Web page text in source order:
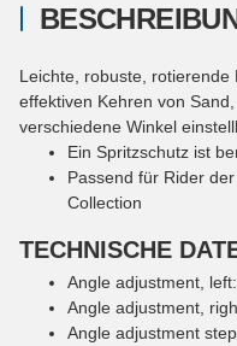
Leichte, robuste,
effektiven Kehren von
verschiedene Winkel
Ein Spritzschutz ist
Passend für Rider
Collection
TECHNISCHE
Angle adjustment,
Angle adjustment,
Angle adjustment